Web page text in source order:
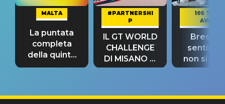
MALTA
La puntata
completa
della quinta
tappa
#PARTNERSHI
P
IL GT WORLD
CHALLENGE
DI MISANO si
riconferma
105 TAKE
AWAY
Bresh:
non si
fino alla